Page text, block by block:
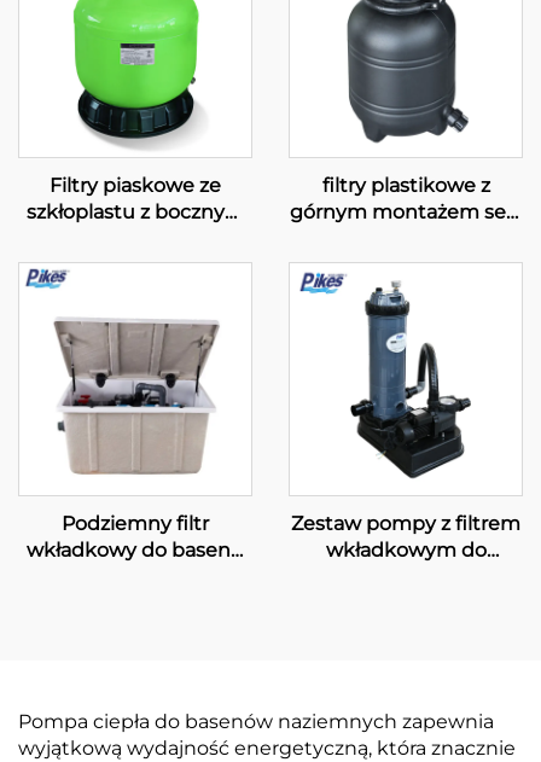
Filtry piaskowe ze
szkłoplastu z bocznym
filtry plastikowe z
górnym montażem serii
Podziemny filtr
wkładkowy do basenu
Zestaw pompy z filtrem
wkładkowym do
Pompa ciepła do basenów naziemnych zapewnia
wyjątkową wydajność energetyczną, która znacznie